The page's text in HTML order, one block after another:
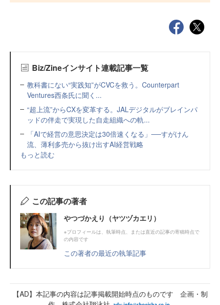
Biz/Zineインサイト連載記事一覧
教科書にない“実践知”がCVCを救う。Counterpart
Ventures西条氏に聞く...
“超上流”からCXを変革する。JALデジタルがブレインパ
ッドの伴走で実現した自走組織への軌...
「AIで経営の意思決定は30倍速くなる」──すがけん
流、薄利多売から抜け出すAI経営戦略
もっと読む
この記事の著者
やつづかえり（ヤツヅカエリ）
※プロフィールは、執筆時点、または直近の記事の寄稿時点で
の内容です
この著者の最近の執筆記事
【AD】本記事の内容は記事掲載開始時点のものです 企画・制